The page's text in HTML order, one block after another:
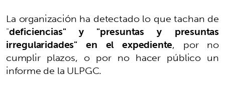
La organización ha detectado lo que tachan de
"deficiencias" y "presuntas y presuntas
irregularidades" en el expediente, por no
cumplir plazos, o por no hacer público un
informe de la ULPGC.